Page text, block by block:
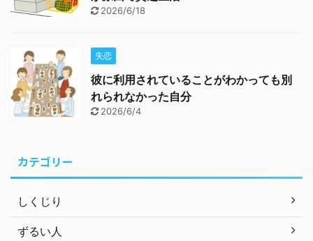
2026/6/18
失恋
彼に利用されていることがわかっても別
れられなかった自分
2026/6/4
カテゴリー
しくじり
ずるい人